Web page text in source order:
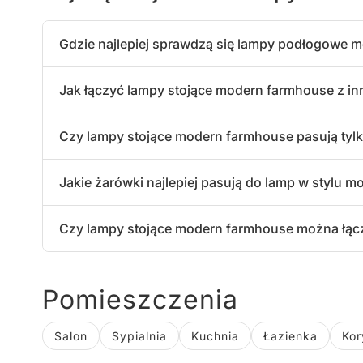
Gdzie najlepiej sprawdzą się lampy podłogowe
fotela, tworząc przytulny kącik do czytania.
głównego oświetlenia w jadalni, lampa
nastrojowe tło dla wspólnych posiłków i
Jak łączyć lampy stojące modern farmhouse z
kolorystyce. Warto łączyć je z takimi elementami
Czy lampy stojące modern farmhouse pasują
zarówno w typowo miejskich apartamentach ale
elementami.
Jakie żarówki najlepiej pasują do lamp w stylu
żarówki typu Edison z widocznym żarnikiem,
Czy lampy stojące modern farmhouse można
Pomieszczenia
Salon Sypialnia Kuchnia Łazienka